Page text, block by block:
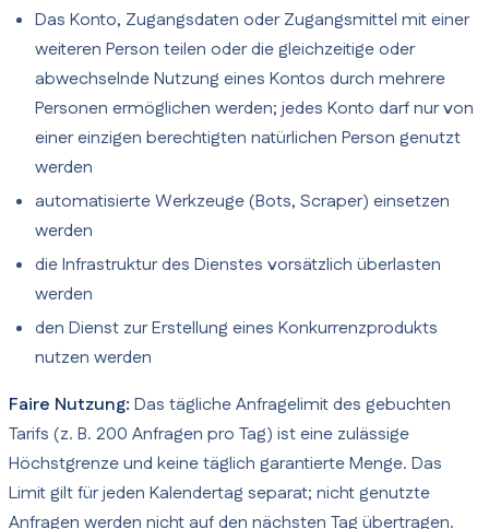
Das Konto, Zugangsdaten oder Zugangsmittel mit einer
weiteren Person teilen oder die gleichzeitige oder
abwechselnde Nutzung eines Kontos durch mehrere
Personen ermöglichen werden; jedes Konto darf nur von
einer einzigen berechtigten natürlichen Person genutzt
werden
automatisierte Werkzeuge (Bots, Scraper) einsetzen
werden
die Infrastruktur des Dienstes vorsätzlich überlasten
werden
den Dienst zur Erstellung eines Konkurrenzprodukts
nutzen werden
Faire Nutzung: Das tägliche Anfragelimit des gebuchten
Tarifs (z. B. 200 Anfragen pro Tag) ist eine zulässige
Höchstgrenze und keine täglich garantierte Menge. Das
Limit gilt für jeden Kalendertag separat; nicht genutzte
Anfragen werden nicht auf den nächsten Tag übertragen.